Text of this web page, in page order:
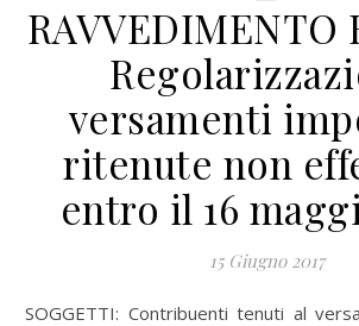
RAVVEDIMENTO
versamenti
ritenute non
entro il 16
15 Giugno 2017
SOGGETTI: Contribuenti tenuti al